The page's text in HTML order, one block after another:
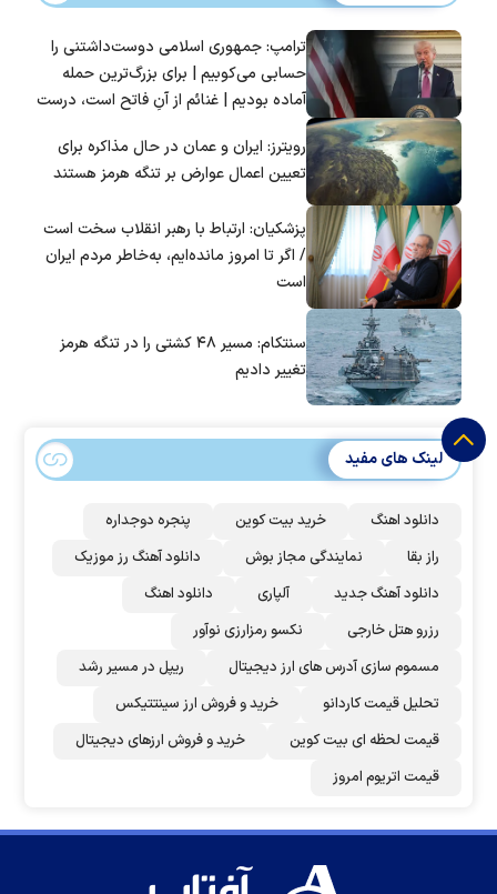
ترامپ: جمهوری اسلامی دوست‌داشتنی را
حسابی می‌کوبیم | برای بزرگ‌ترین حمله
آماده بودیم | غنائم از آنِ فاتح است، درست
رویترز: ایران و عمان در حال مذاکره برای
تعیین اعمال عوارض بر تنگه هرمز هستند
پزشکیان: ارتباط با رهبر انقلاب سخت است
/ اگر تا امروز مانده‌ایم، به‌خاطر مردم ایران
است
سنتکام: مسیر ۴۸ کشتی را در تنگه هرمز
تغییر دادیم
لینک های مفید
دانلود اهنگ خرید بیت کوین
پنجره دوجداره
راز بقا
نمایندگی مجاز بوش
دانلود آهنگ رز‌ موزیک
دانلود آهنگ جدید
آلپاری
دانلود اهنگ
رزرو هتل خارجی
نکسو رمزارزی نوآور
مسموم سازی آدرس های ارز دیجیتال
ریپل در مسیر رشد
تحلیل قیمت کاردانو
خرید و فروش ارز سینتتیکس
قیمت لحظه ای بیت کوین
خرید و فروش ارزهای دیجیتال
قیمت اتریوم امروز